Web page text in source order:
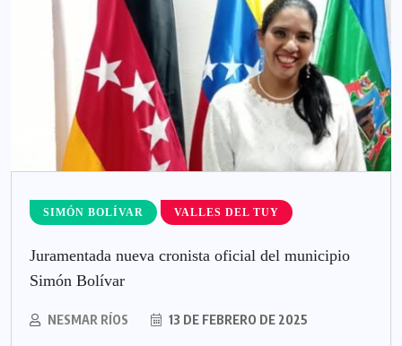
SIMÓN BOLÍVAR VALLES DEL TUY
Juramentada nueva cronista oficial del municipio
Simón Bolívar
NESMAR RÍOS 13 DE FEBRERO DE 2025